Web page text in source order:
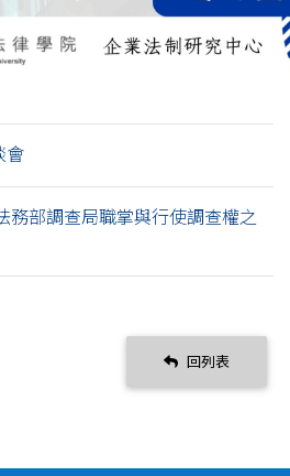
會
務部調查局職掌與行使調查權之
回列表